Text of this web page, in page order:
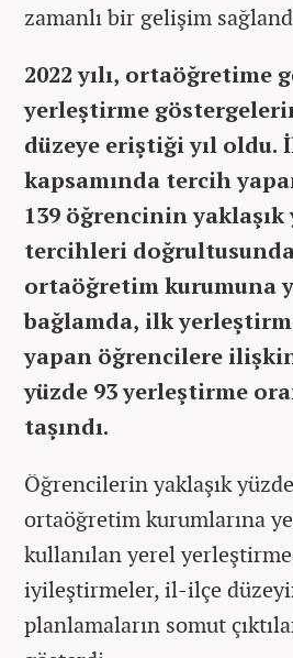
zamanlı bir gelişim
2022 yılı, ortaöğretime
yerleştirme
düzeye eriştiği yıl oldu.
kapsamında tercih
139 öğrencinin yaklaşık
tercihleri
ortaöğretim kurumuna
bağlamda, ilk
yapan öğrencilere
yüzde 93 yerleştirme
taşındı.
Öğrencilerin yaklaşık
ortaöğretim kurumlarına
kullanılan yerel
iyileştirmeler, il-ilçe
planlamaların somut